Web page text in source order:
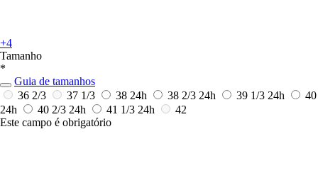
+4
Tamanho
*
Guia de tamanhos
36 2/3
37 1/3 38 24h 38 2/3 24h 39 1/3 24h
40
24h
40 2/3 24h 41 1/3 24h
42
Este campo é obrigatório